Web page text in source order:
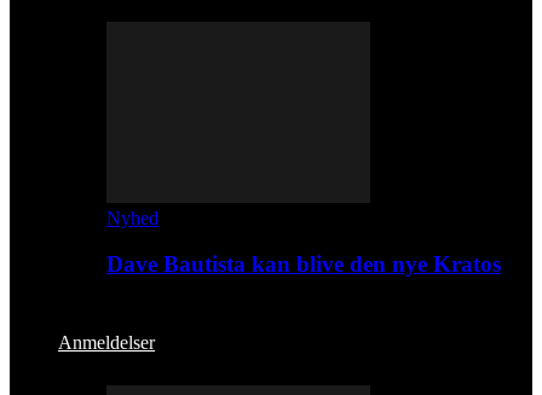
Nyhed
Dave Bautista kan blive den nye Kratos
Anmeldelser